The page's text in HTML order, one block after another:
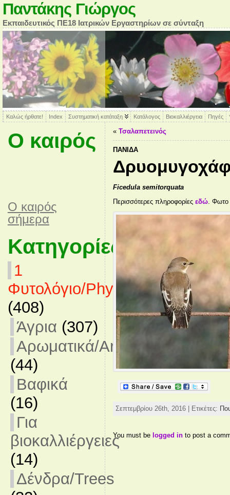
Παντάκης Γιώργος
Εκπαιδευτικός ΠΕ18 Ιατρικών Εργαστηρίων σε σύνταξη
Καλώς ήρθατε! Index Συστηματική κατάταξη Κατάλογος Βιοκαλλιέργεια Πηγές
Ο καιρός
O καιρός
σήμερα
Κατηγορίες
1
Φυτολόγιο/Phytology
(408)
Άγρια (307)
Αρωματικά/Aromatics
(44)
Βαφικά
(16)
Για
βιοκαλλιέργειες
(14)
Δένδρα/Trees
« Τσαλαπετεινός
ΠΑΝΊΔΑ
Ficedula semitorquata
Περισσότερες πληροφορίες εδώ. Φωτο
Σεπτεμβρίου 26th, 2016 | Ετικέτες:
You must be logged into post a